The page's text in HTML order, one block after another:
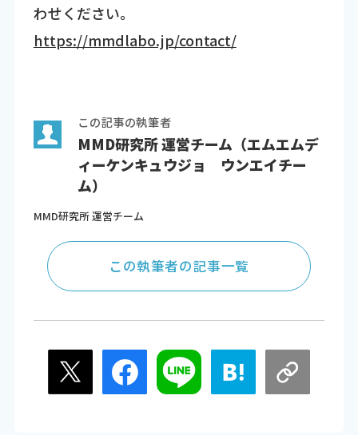
わせください。
https://mmdlabo.jp/contact/
この記事の執筆者
MMD研究所 運営チーム（エムエムデ
ィーケンキュウジョ ウンエイチー
ム）
MMD研究所 運営チーム
この執筆者の記事一覧